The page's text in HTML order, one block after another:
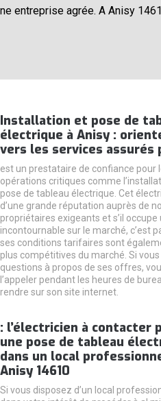
entreprise agrée. A Anisy
Installation et pose de
électrique à Anisy :
vers les services assurés
est un prestataire de confiance pour
opérations critiques comme
pose de tableau électrique. Cet
d’une grande réputation auprès de
propriétaires exigeants et s’il occupe
incontournable sur le marché, c’est
ses conditions tarifaires sont
plus compétitives du marché. Si
questions à propos de ses offres,
l’appeler pendant les heures de
rendre sur son site internet.
: l’électricien à contacter
une pose de tableau
dans un local
Anisy 14610
Si vous disposez d’un local